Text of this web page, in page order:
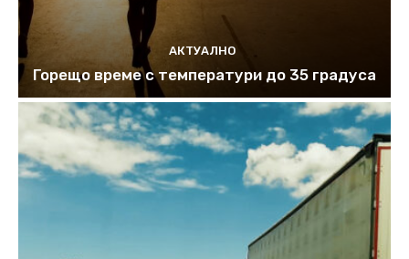
АКТУАЛНО
Горещо време с температури до 35 градуса